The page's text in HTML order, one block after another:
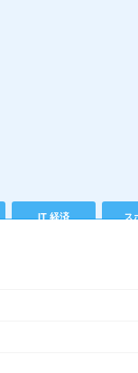
IT 経済 ス